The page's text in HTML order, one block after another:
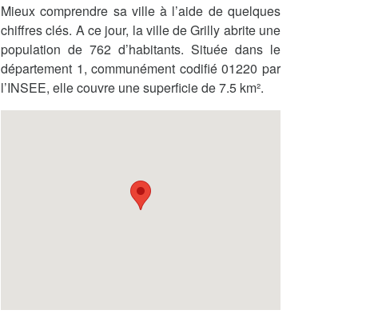
Mieux comprendre sa ville à l’aide de quelques
chiffres clés. A ce jour, la ville de Grilly abrite une
population de 762 d’habitants. Située dans le
département 1, communément codifié 01220 par
l’INSEE, elle couvre une superficie de 7.5 km².